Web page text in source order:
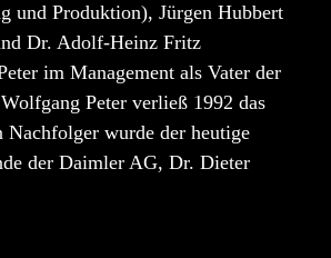
und Produktion), Jürgen Hubbert
Dr. Adolf-Heinz Fritz
im Management als Vater der
Peter verließ 1992 das
Nachfolger wurde der heutige
der Daimler AG, Dr. Dieter